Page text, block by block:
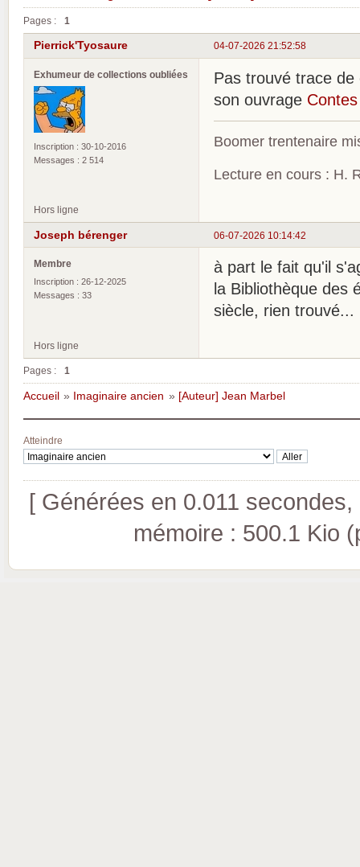
Pages : 1
04-07-2026 21:52:58
Pierrick'Tyosaure
Exhumeur de collections oubliées
Inscription : 30-10-2016
Messages : 2 514
Pas trouvé trace
son ouvrage
Boomer trentenaire
Lecture en cours : H.
Hors ligne
06-07-2026 10:14:42
Joseph bérenger
Membre
Inscription : 26-12-2025
Messages : 33
à part le fait qu'il
la Bibliothèque des
siècle, rien trouvé...
Hors ligne
Pages : 1
Accueil » Imaginaire ancien » [Auteur] Jean Marbel
Atteindre
[ Générées en 0.011
mémoire : 500.1 Kio